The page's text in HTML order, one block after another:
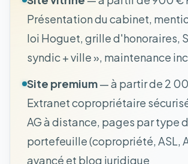
Présentation du cabinet,
loi Hoguet, grille d'honoraires,
syndic + ville », maintenance
Site premium— à partir de 2
Extranet copropriétaire
AG à distance, pages par type
portefeuille (copropriété, ASL,
avancé et blog juridique